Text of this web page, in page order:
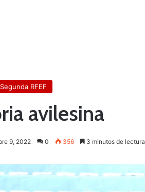
Segunda RFEF
avilesina
9, 2022 0 356 3 minutos de lectura